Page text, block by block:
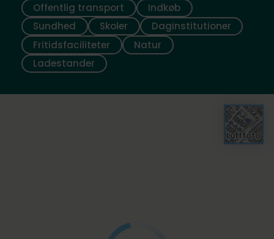
Offentlig transport
Indkøb
Sundhed
Skoler
Daginstitutioner
Fritidsfaciliteter
Natur
Ladestander
Luftfoto